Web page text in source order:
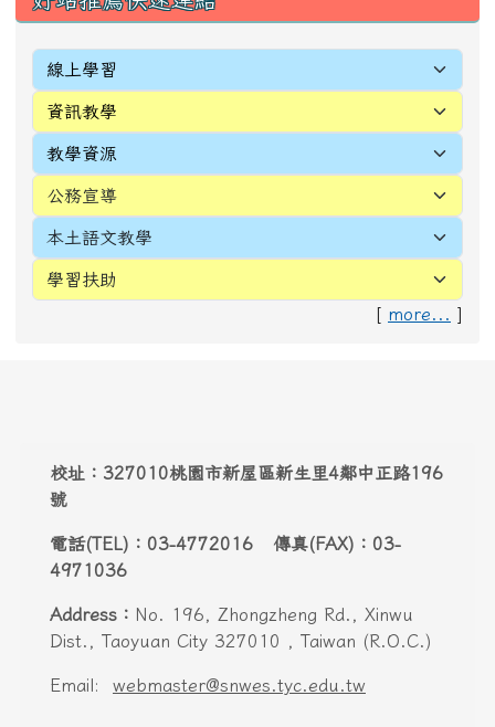
[ more... ]
校址：327010桃園市新屋區新生里4鄰中正路196
號
電話(TEL)：03-4772016 傳真(FAX)：03-
4971036
Address： No. 196, Zhongzheng Rd., Xinwu
Dist., Taoyuan City 327010 , Taiwan (R.O.C.)
Email: webmaster@snwes.tyc.edu.tw